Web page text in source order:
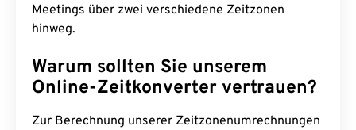
Meetings über zwei verschiedene Zeitzonen
hinweg.
Warum sollten Sie unserem
Online-Zeitkonverter vertrauen?
Zur Berechnung unserer Zeitzonenumrechnungen